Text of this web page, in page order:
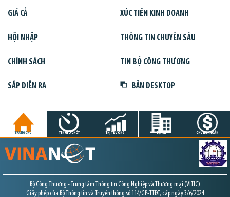
GIÁ CẢ XÚC TIẾN KINH DOANH
HỘI NHẬP THÔNG TIN CHUYÊN SÂU
CHÍNH SÁCH TIN BỘ CÔNG THƯƠNG
SẮP DIỄN RA BẢN DESKTOP
TRANG CHỦ TIN GIỜ CHÓT THỊ TRƯỜNG DỰ ÁN CHỨNG KHOÁN
Bộ Công Thương - Trung tâm Thông tin Công Nghiệp và Thương mại (VITIC)
Giấy phép của Bộ Thông tin và Truyền thông số 114/GP-TTĐT, cấp ngày 3/6/2024